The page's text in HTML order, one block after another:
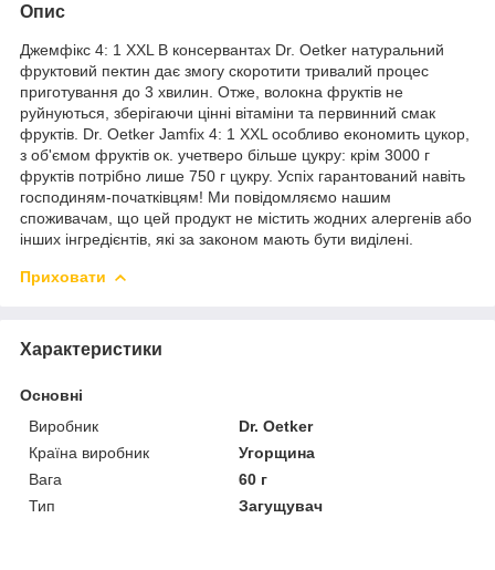
Опис
Джемфікс 4: 1 XXL В консервантах Dr. Oetker натуральний
фруктовий пектин дає змогу скоротити тривалий процес
приготування до 3 хвилин. Отже, волокна фруктів не
руйнуються, зберігаючи цінні вітаміни та первинний смак
фруктів. Dr. Oetker Jamfix 4: 1 XXL особливо економить цукор,
з об'ємом фруктів ок. учетверо більше цукру: крім 3000 г
фруктів потрібно лише 750 г цукру. Успіх гарантований навіть
господиням-початківцям! Ми повідомляємо нашим
споживачам, що цей продукт не містить жодних алергенів або
інших інгредієнтів, які за законом мають бути виділені.
Приховати
Характеристики
Основні
Виробник
Dr. Oetker
Країна виробник
Угорщина
Вага
60 г
Тип
Загущувач